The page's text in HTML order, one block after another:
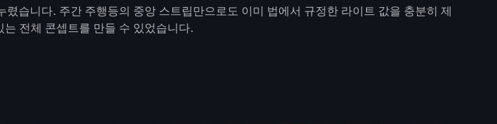
습니다. 주간 주행등의 중앙 스트립만으로도 이미 법에서 규정한 라이트 값을 충분히 제
전체 콘셉트를 만들 수 있었습니다.